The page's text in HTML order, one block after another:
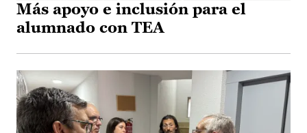
Más apoyo e inclusión para el
alumnado con TEA